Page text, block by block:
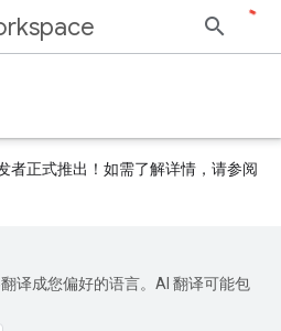
者正式推出！如需了解详情，请参阅
译成您偏好的语言。AI 翻译可能包